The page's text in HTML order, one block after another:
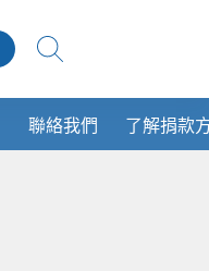
聯絡我們 了解捐款